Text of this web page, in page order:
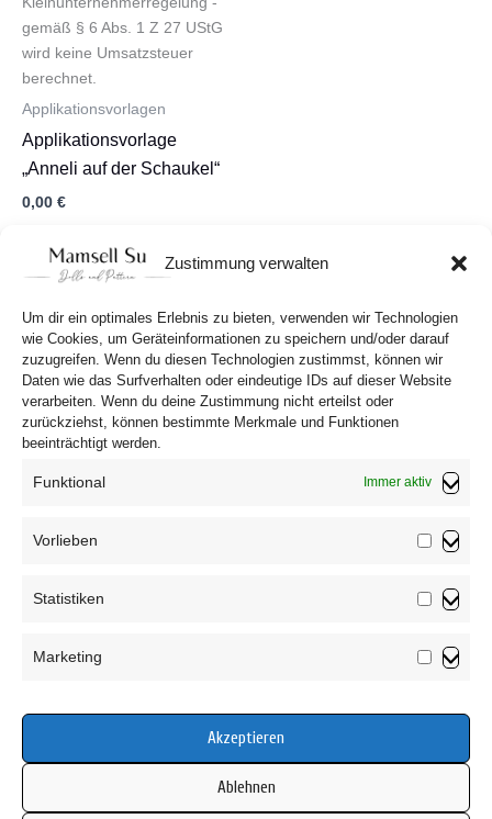
Zustimmung verwalten
Um dir ein optimales Erlebnis zu bieten, verwenden wir Technologien
wie Cookies, um Geräteinformationen zu speichern und/oder darauf
zuzugreifen. Wenn du diesen Technologien zustimmst, können wir
Daten wie das Surfverhalten oder eindeutige IDs auf dieser Website
verarbeiten. Wenn du deine Zustimmung nicht erteilst oder
zurückziehst, können bestimmte Merkmale und Funktionen
beeinträchtigt werden.
Funktional Immer aktiv
Vorlieben
Statistiken
Marketing
Akzeptieren
Ablehnen
gemäß § 6 Abs. 1 Z 27 UStG
wird keine Umsatzsteuer
berechnet.
Applikationsvorlagen
Applikationsvorlage
„Anneli auf der Schaukel“
0,00 €
In den Warenkorb
Cookie-Richtlinie (EU)